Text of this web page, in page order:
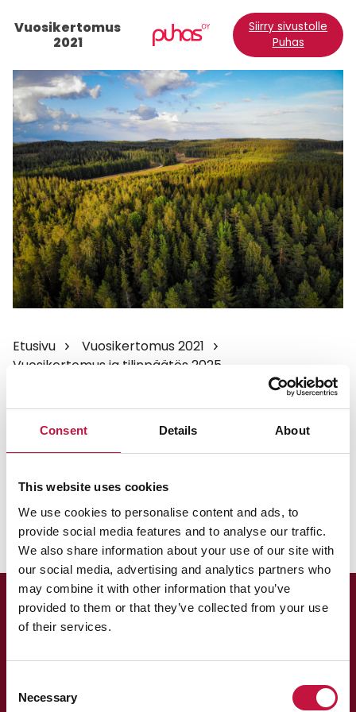
Consent Details About
This website uses cookies
We use cookies to personalise content and ads, to
provide social media features and to analyse our traffic.
We also share information about your use of our site with
our social media, advertising and analytics partners who
may combine it with other information that you’ve
provided to them or that they’ve collected from your use
of their services.
Selection
Necessary
Vuosikertomus
2021
Siirry sivustolle
Puhas
Etusivu
Vuosikertomus 2021
Vuosikertomus ja tilinpäätös 2025
Vuosikertomus ja tilinpäätös
2025
Tilinpäätös 2025 (pdf)